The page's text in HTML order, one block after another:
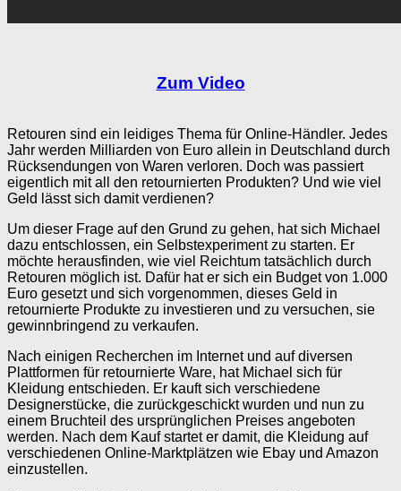
Zum Video
Retouren sind ein leidiges Thema für Online-Händler. Jedes
Jahr werden Milliarden von Euro allein in Deutschland durch
Rücksendungen von Waren verloren. Doch was passiert
eigentlich mit all den retournierten Produkten? Und wie viel
Geld lässt sich damit verdienen?
Um dieser Frage auf den Grund zu gehen, hat sich Michael
dazu entschlossen, ein Selbstexperiment zu starten. Er
möchte herausfinden, wie viel Reichtum tatsächlich durch
Retouren möglich ist. Dafür hat er sich ein Budget von 1.000
Euro gesetzt und sich vorgenommen, dieses Geld in
retournierte Produkte zu investieren und zu versuchen, sie
gewinnbringend zu verkaufen.
Nach einigen Recherchen im Internet und auf diversen
Plattformen für retournierte Ware, hat Michael sich für
Kleidung entschieden. Er kauft sich verschiedene
Designerstücke, die zurückgeschickt wurden und nun zu
einem Bruchteil des ursprünglichen Preises angeboten
werden. Nach dem Kauf startet er damit, die Kleidung auf
verschiedenen Online-Marktplätzen wie Ebay und Amazon
einzustellen.